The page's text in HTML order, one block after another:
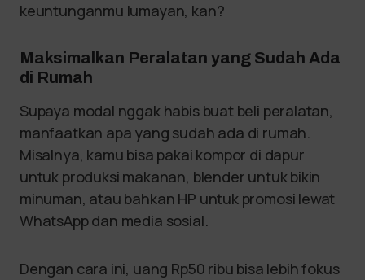
keuntunganmu lumayan, kan?
Maksimalkan Peralatan yang Sudah Ada
di Rumah
Supaya modal nggak habis buat beli peralatan,
manfaatkan apa yang sudah ada di rumah.
Misalnya, kamu bisa pakai kompor di dapur
untuk produksi makanan, blender untuk bikin
minuman, atau bahkan HP untuk promosi lewat
WhatsApp dan media sosial.
Dengan cara ini, uang Rp50 ribu bisa lebih fokus